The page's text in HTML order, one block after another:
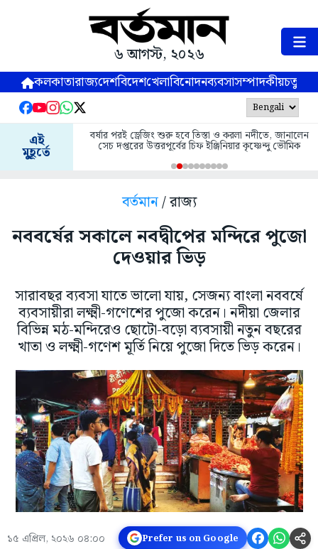
৬ আগস্ট, ২০২৬
কলকাতারাজ্যদেশবিদেশখেলাবিনোদনব্যবসাসম্পাদকীয়
এই
মুহূর্তে
বর্ষার পরই ড্রেজিং শুরু হবে তিস্তা ও করলা নদীতে, জানালেন
সেচ দপ্তরের উত্তরপূর্বের চিফ ইঞ্জিনিয়ার কৃষ্ণেন্দু ভৌমিক
বর্তমান/ রাজ্য
নববর্ষের সকালে নবদ্বীপের মন্দিরে পুজো
দেওয়ার ভিড়
সারাবছর ব্যবসা যাতে ভালো যায়, সেজন্য বাংলা নববর্ষে
ব্যবসায়ীরা লক্ষ্মী-গণেশের পুজো করেন। নদীয়া জেলার
বিভিন্ন মঠ-মন্দিরেও ছোটো-বড়ো ব্যবসায়ী নতুন বছরের
খাতা ও লক্ষ্মী-গণেশ মূর্তি নিয়ে পুজো দিতে ভিড় করেন।
১৫ এপ্রিল, ২০২৬ ০৪:০০ Prefer us on Google